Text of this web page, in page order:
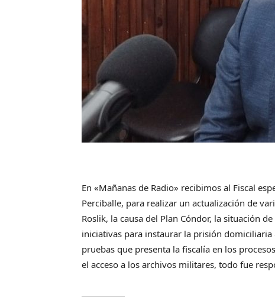
En «Mañanas de Radio» recibimos al Fiscal
Perciballe, para realizar un actualización de
Roslik, la causa del Plan Cóndor, la situación
iniciativas para instaurar la prisión
pruebas que presenta la fiscalía en los
el acceso a los archivos militares, todo fue